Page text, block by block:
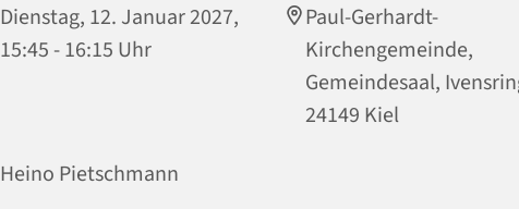
Dienstag, 12. Januar 2027,
15:45 - 16:15 Uhr
Paul-Gerhardt-
Kirchengemeinde,
Gemeindesaal,
24149 Kiel
Heino Pietschmann